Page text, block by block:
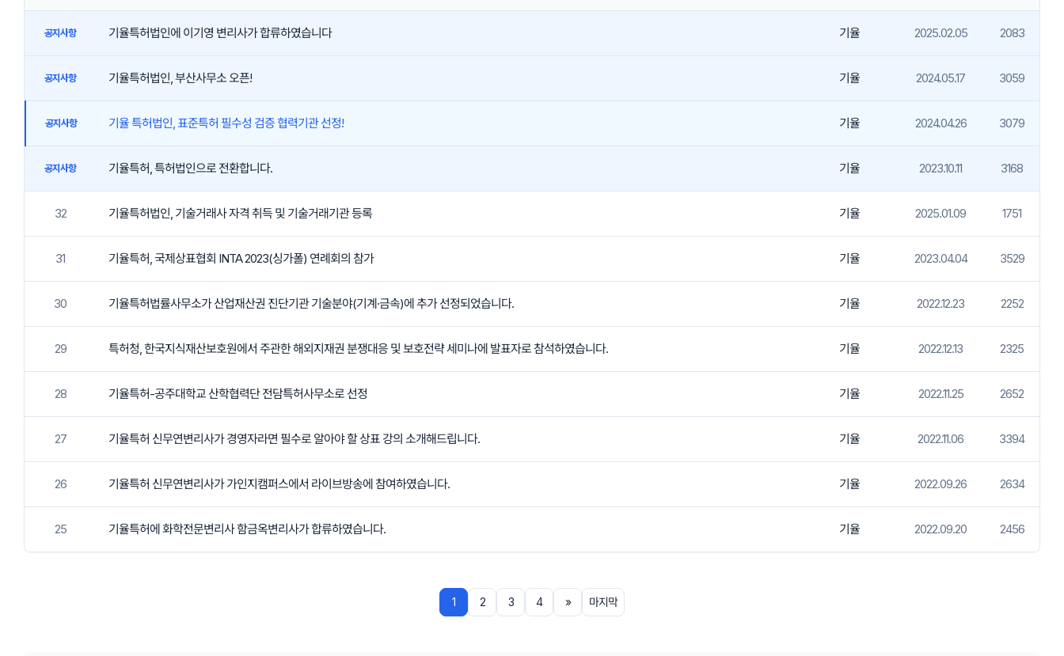
공지사항 기율특허법인에 이기영 변리사가 합류하였습니다 기율 2025.02.05 2083
공지사항 기율특허법인, 부산사무소 오픈! 기율 2024.05.17 3059
공지사항 기율 특허법인, 표준특허 필수성 검증 협력기관 선정! 기율 2024.04.26 3079
공지사항 기율특허, 특허법인으로 전환합니다. 기율 2023.10.11 3168
32 기율특허법인, 기술거래사 자격 취득 및 기술거래기관 등록 기율 2025.01.09 1751
31 기율특허, 국제상표협회 INTA 2023(싱가폴) 연례회의 참가 기율 2023.04.04 3529
30 기율특허법률사무소가 산업재산권 진단기관 기술분야(기계·금속)에 추가 선정되었습니다. 기율 2022.12.23 2252
29 특허청, 한국지식재산보호원에서 주관한 해외지재권 분쟁대응 및 보호전략 세미나에 발표자로 참석하였습니다. 기율 2022.12.13 2325
28 기율특허-공주대학교 산학협력단 전담특허사무소로 선정 기율 2022.11.25 2652
27 기율특허 신무연변리사가 경영자라면 필수로 알아야 할 상표 강의 소개해드립니다. 기율 2022.11.06 3394
26 기율특허 신무연변리사가 가인지캠퍼스에서 라이브방송에 참여하였습니다. 기율 2022.09.26 2634
25 기율특허에 화학전문변리사 함금옥변리사가 합류하였습니다. 기율 2022.09.20 2456
1 2 3 4 » 마지막